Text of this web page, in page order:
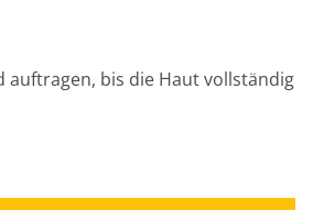
auftragen, bis die Haut vollständig